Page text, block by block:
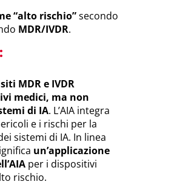
“alto rischio”secondo
MDR/IVDR.
MDR e IVDR
medici, ma non
di IA. L’AIA integra
e i rischi per la
sistemi di IA. In linea
un’applicazione
per i dispositivi
rischio.